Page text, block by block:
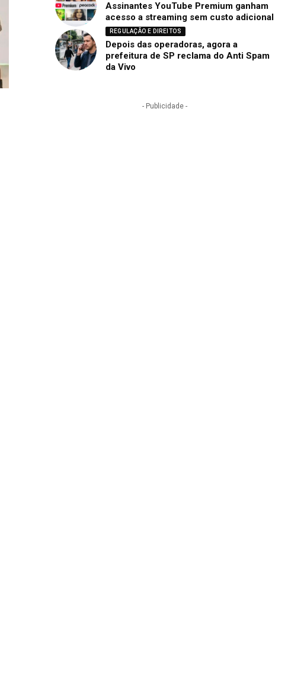
Assinantes YouTube Premium ganham
acesso a streaming sem custo adicional
REGULAÇÃO E DIREITOS
Depois das operadoras, agora a
prefeitura de SP reclama do Anti Spam
da Vivo
- Publicidade -